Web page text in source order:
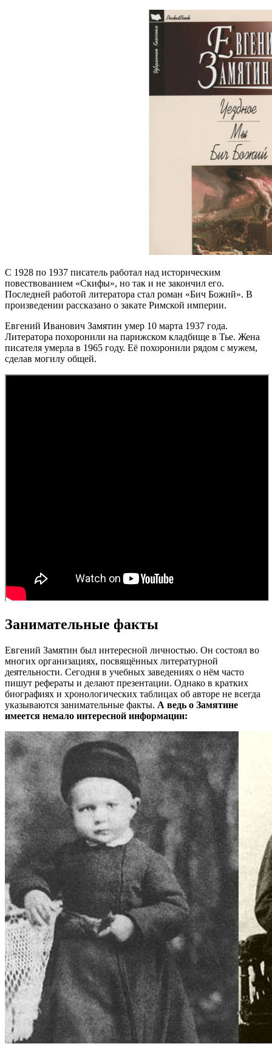
С 1928 по 1937 писатель работал над историческим
повествованием «Скифы», но так и не закончил его.
Последней работой литератора стал роман «Бич Божий». В
произведении рассказано о закате Римской империи.
Евгений Иванович Замятин умер 10 марта 1937 года.
Литератора похоронили на парижском кладбище в Тье. Жена
писателя умерла в 1965 году. Её похоронили рядом с мужем,
сделав могилу общей.
Занимательные факты
Евгений Замятин был интересной личностью. Он состоял во
многих организациях, посвящённых литературной
деятельности. Сегодня в учебных заведениях о нём часто
пишут рефераты и делают презентации. Однако в кратких
биографиях и хронологических таблицах об авторе не всегда
указываются занимательные факты. А ведь о Замятине
имеется немало интересной информации: